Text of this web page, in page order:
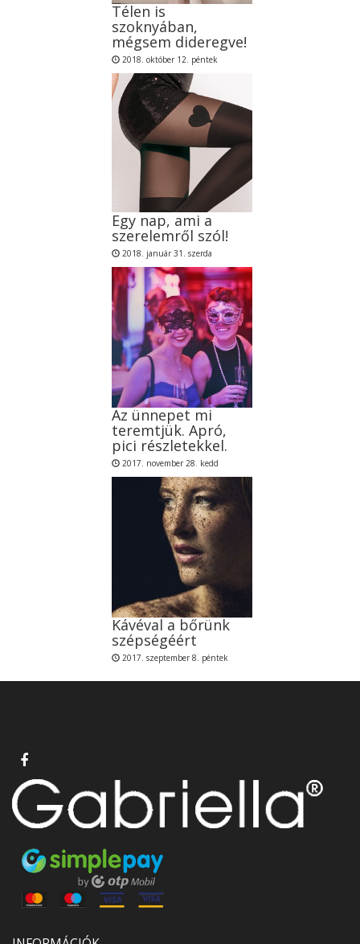
Télen is
szoknyában,
mégsem dideregve!
2018. október 12. péntek
Egy nap, ami a
szerelemről szól!
2018. január 31. szerda
Az ünnepet mi
teremtjük. Apró,
pici részletekkel.
2017. november 28. kedd
Kávéval a bőrünk
szépségéért
2017. szeptember 8. péntek